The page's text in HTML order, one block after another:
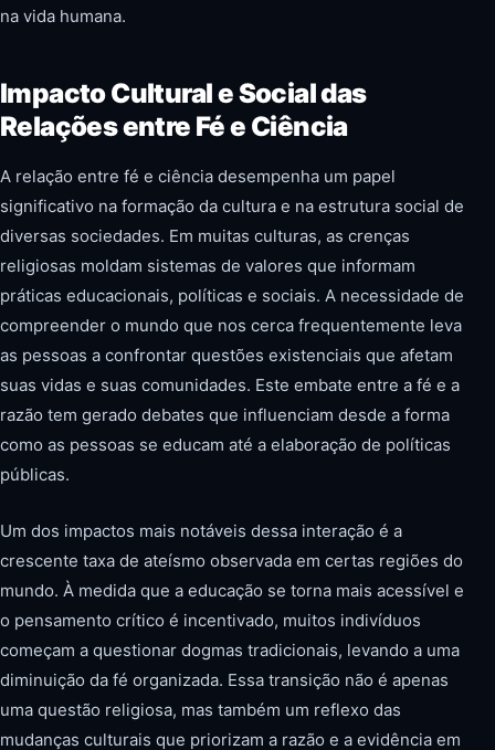
na vida humana.
Impacto Cultural e Social das
Relações entre Fé e Ciência
A relação entre fé e ciência desempenha um papel
significativo na formação da cultura e na estrutura social de
diversas sociedades. Em muitas culturas, as crenças
religiosas moldam sistemas de valores que informam
práticas educacionais, políticas e sociais. A necessidade de
compreender o mundo que nos cerca frequentemente leva
as pessoas a confrontar questões existenciais que afetam
suas vidas e suas comunidades. Este embate entre a fé e a
razão tem gerado debates que influenciam desde a forma
como as pessoas se educam até a elaboração de políticas
públicas.
Um dos impactos mais notáveis dessa interação é a
crescente taxa de ateísmo observada em certas regiões do
mundo. À medida que a educação se torna mais acessível e
o pensamento crítico é incentivado, muitos indivíduos
começam a questionar dogmas tradicionais, levando a uma
diminuição da fé organizada. Essa transição não é apenas
uma questão religiosa, mas também um reflexo das
mudanças culturais que priorizam a razão e a evidência em